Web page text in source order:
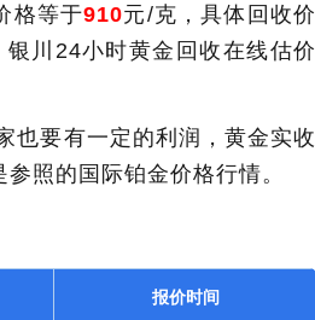
格等于910元/克，具体回收价
川24小时黄金回收在线估价
也要有一定的利润，黄金实收
照的国际铂金价格行情。
报价时间